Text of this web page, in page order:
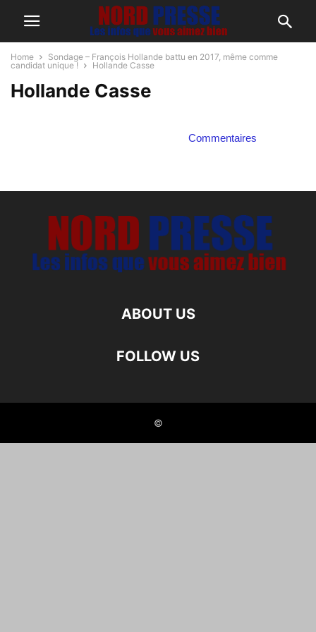
Home
Sondage – François Hollande battu en 2017, même comme
candidat unique !
Hollande Casse
Hollande Casse
Commentaires
ABOUT US
FOLLOW US
©